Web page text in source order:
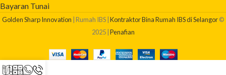
Bayaran Tunai
Golden Sharp Innovation | Rumah IBS |Kontraktor Bina Rumah IBS di Selangor©
2025 |Penafian